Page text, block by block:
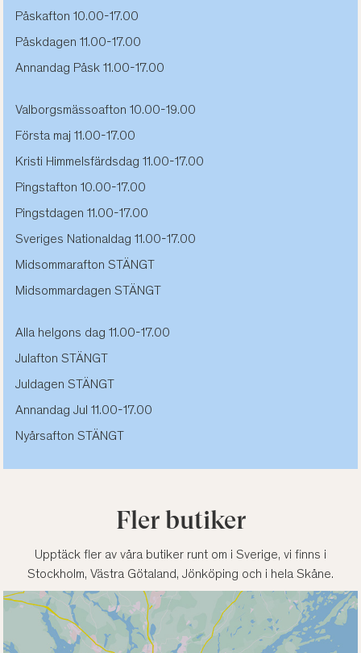
Påskafton 10.00-17.00
Påskdagen 11.00-17.00
Annandag Påsk 11.00-17.00
Valborgsmässoafton 10.00-19.00
Första maj 11.00-17.00
Kristi Himmelsfärdsdag 11.00-17.00
Pingstafton 10.00-17.00
Pingstdagen 11.00-17.00
Sveriges Nationaldag 11.00-17.00
Midsommarafton STÄNGT
Midsommardagen STÄNGT
Alla helgons dag 11.00-17.00
Julafton STÄNGT
Juldagen STÄNGT
Annandag Jul 11.00-17.00
Nyårsafton STÄNGT
Fler butiker
Upptäck fler av våra butiker runt om i Sverige, vi finns i
Stockholm, Västra Götaland, Jönköping och i hela Skåne.